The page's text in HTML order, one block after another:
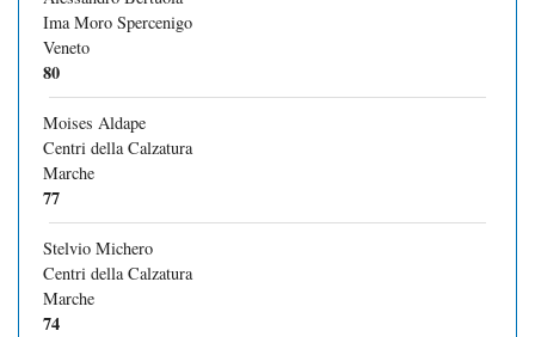
Ima Moro Spercenigo
Veneto
80
Moises Aldape
Centri della Calzatura
Marche
77
Stelvio Michero
Centri della Calzatura
Marche
74